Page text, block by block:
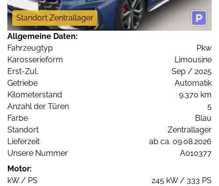
Standort Zentrallager
Allgemeine Daten:
Fahrzeugtyp
Pkw
Karosserieform
Limousine
Erst-Zul.
Sep / 2025
Getriebe
Automatik
Kilometerstand
9.370 km
Anzahl der Türen
5
Farbe
Blau
Standort
Zentrallager
Lieferzeit
ab ca. 09.08.2026
Unsere Nummer
A010377
Motor:
kW / PS
245 kW / 333 PS